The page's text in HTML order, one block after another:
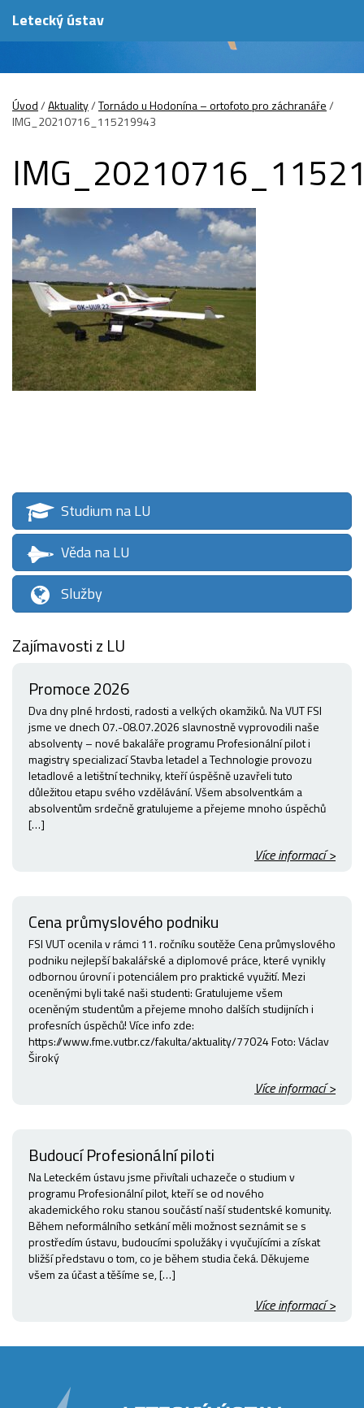
Letecký ústav
Úvod/Aktuality/Tornádo u Hodonína – ortofoto pro záchranáře/
IMG_20210716_115219943
Studium na LU
Věda na LU
Služby
Zajímavosti z LU
Promoce 2026
Dva dny plné hrdosti, radosti a velkých okamžiků. Na VUT FSI
jsme ve dnech 07.-08.07.2026 slavnostně vyprovodili naše
absolventy – nové bakaláře programu Profesionální pilot i
magistry specializací Stavba letadel a Technologie provozu
letadlové a letištní techniky, kteří úspěšně uzavřeli tuto
důležitou etapu svého vzdělávání. Všem absolventkám a
absolventům srdečně gratulujeme a přejeme mnoho úspěchů
[…]
Více informací >
Cena průmyslového podniku
FSI VUT ocenila v rámci 11. ročníku soutěže Cena průmyslového
podniku nejlepší bakalářské a diplomové práce, které vynikly
odbornou úrovní i potenciálem pro praktické využití. Mezi
oceněnými byli také naši studenti: Gratulujeme všem
oceněným studentům a přejeme mnoho dalších studijních i
profesních úspěchů! Více info zde:
https://www.fme.vutbr.cz/fakulta/aktuality/77024 Foto: Václav
Široký
Více informací >
Budoucí Profesionální piloti
Na Leteckém ústavu jsme přivítali uchazeče o studium v
programu Profesionální pilot, kteří se od nového
akademického roku stanou součástí naší studentské komunity.
Během neformálního setkání měli možnost seznámit se s
prostředím ústavu, budoucími spolužáky i vyučujícími a získat
bližší představu o tom, co je během studia čeká. Děkujeme
všem za účast a těšíme se, […]
Více informací >